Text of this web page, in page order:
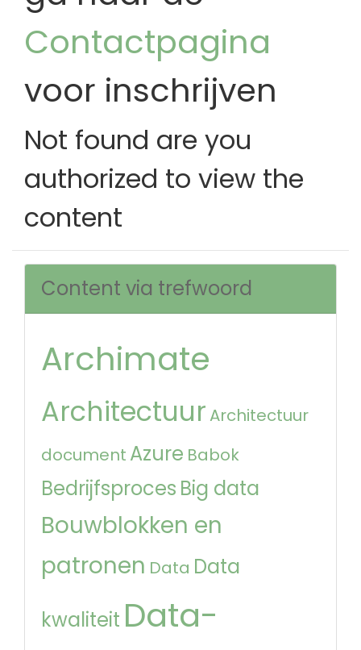
Contactpagina
voor inschrijven
Not found are you
authorized to view the
content
Content via trefwoord
Archimate
Architectuur Architectuur
document Azure Babok
Bedrijfsproces Big data
Bouwblokken en
patronen Data Data
kwaliteit Data-